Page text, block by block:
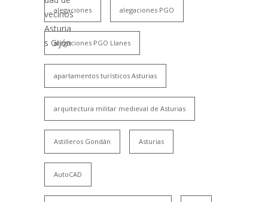
alegaciones alegaciones PGO
alegaciones PGO Llanes
apartamentos turísticos Asturias
arquitectura militar medieval de Asturias
Astilleros Gondán Asturias
AutoCAD